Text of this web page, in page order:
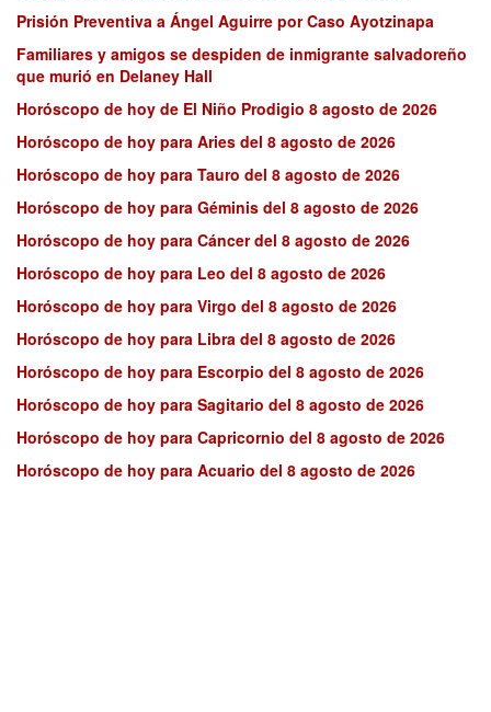
Prisión Preventiva a Ángel Aguirre por Caso Ayotzinapa
Familiares y amigos se despiden de inmigrante salvadoreño
que murió en Delaney Hall
Horóscopo de hoy de El Niño Prodigio 8 agosto de 2026
Horóscopo de hoy para Aries del 8 agosto de 2026
Horóscopo de hoy para Tauro del 8 agosto de 2026
Horóscopo de hoy para Géminis del 8 agosto de 2026
Horóscopo de hoy para Cáncer del 8 agosto de 2026
Horóscopo de hoy para Leo del 8 agosto de 2026
Horóscopo de hoy para Virgo del 8 agosto de 2026
Horóscopo de hoy para Libra del 8 agosto de 2026
Horóscopo de hoy para Escorpio del 8 agosto de 2026
Horóscopo de hoy para Sagitario del 8 agosto de 2026
Horóscopo de hoy para Capricornio del 8 agosto de 2026
Horóscopo de hoy para Acuario del 8 agosto de 2026